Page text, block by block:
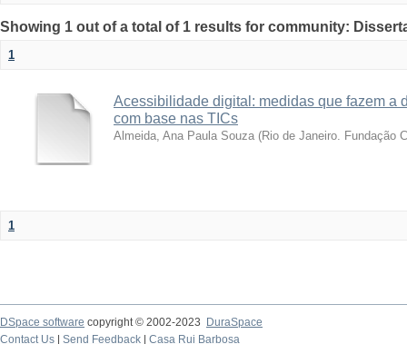
Showing 1 out of a total of 1 results for community:
1
Acessibilidade digital: medidas que fazem a
com base nas TICs
Almeida, Ana Paula Souza (Rio de Janeiro. Fundação
1
DSpace software copyright © 2002-2023
DuraSpace
Contact Us
Send Feedback Casa Rui Barbosa